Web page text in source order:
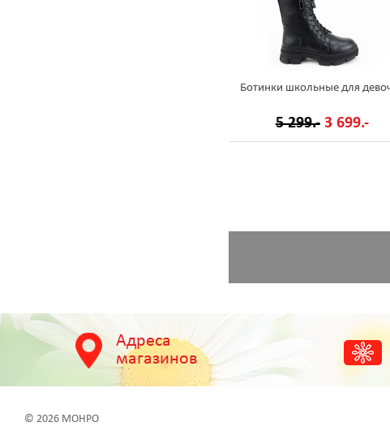
Ботинки школьные для
5 299.- 3 699.-
Адреса
магазинов
© 2026 МОНРО